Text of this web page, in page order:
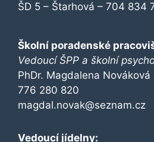
ŠD 5 – Štarhová – 704 834
Školní poradenské
Vedoucí ŠPP a školní
PhDr. Magdalena Nováková
776 280 820
magdal.novak@seznam.cz
Vedoucí jídelny: